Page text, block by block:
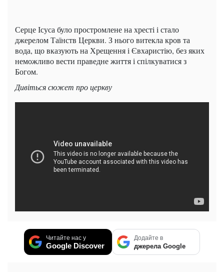
Серце Ісуса було простромлене на хресті і стало
джерелом Таїнств Церкви. З нього витекла кров та
вода, що вказують на Хрещення і Євхаристію, без яких
неможливо вести праведне життя і спілкуватися з
Богом.
Дивіться сюжет про церкву
Читайте нас у
Google Discover
Додайте в
джерела Google